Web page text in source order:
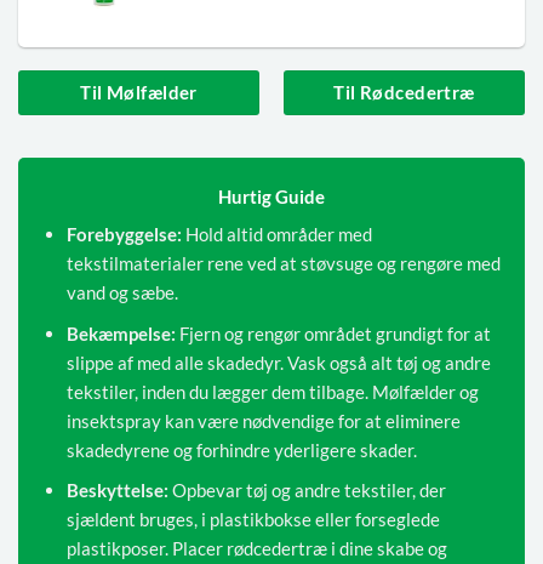
Til Mølfælder Til Rødcedertræ
Hurtig Guide
Forebyggelse: Hold altid områder med
tekstilmaterialer rene ved at støvsuge og rengøre med
vand og sæbe.
Bekæmpelse: Fjern og rengør området grundigt for at
slippe af med alle skadedyr. Vask også alt tøj og andre
tekstiler, inden du lægger dem tilbage. Mølfælder og
insektspray kan være nødvendige for at eliminere
skadedyrene og forhindre yderligere skader.
Beskyttelse: Opbevar tøj og andre tekstiler, der
sjældent bruges, i plastikbokse eller forseglede
plastikposer. Placer rødcedertræ i dine skabe og